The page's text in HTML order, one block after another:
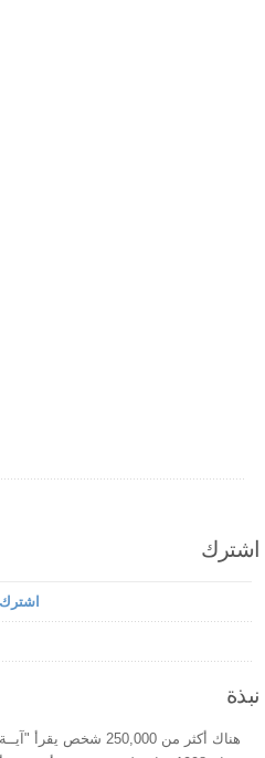
اشترك
نبذة
هناك أكثر من 250,000